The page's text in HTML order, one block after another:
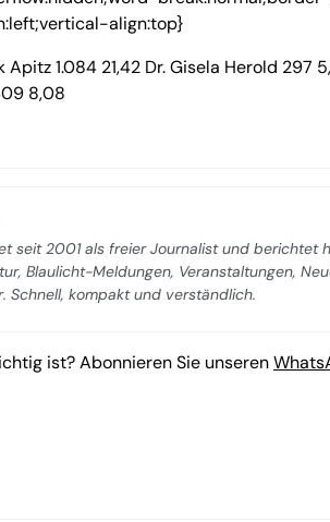
align:top}
1.084 21,42 Dr. Gisela Herold 297
8,08
seit 2001 als freier Journalist und berichtet
Blaulicht-Meldungen, Veranstaltungen,
Schnell, kompakt und verständlich.
ist? Abonnieren Sie unseren